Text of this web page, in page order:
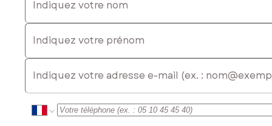
Indiquez votre prénom
E-mail